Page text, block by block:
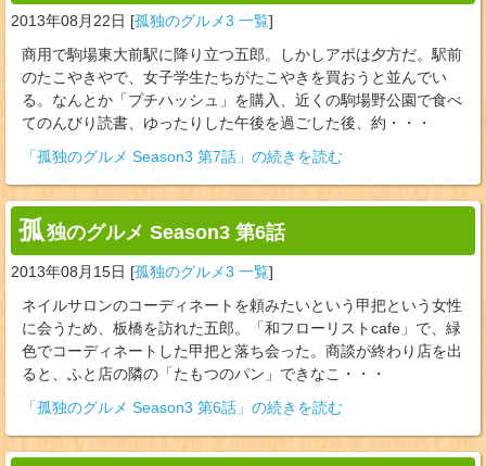
2013年08月22日 [孤独のグルメ3 一覧]
商用で駒場東大前駅に降り立つ五郎。しかしアポは夕方だ。駅前
のたこやきやで、女子学生たちがたこやきを買おうと並んでい
る。なんとか「プチハッシュ」を購入、近くの駒場野公園で食べ
てのんびり読書、ゆったりした午後を過ごした後、約・・・
「孤独のグルメ Season3 第7話」の続きを読む
孤独のグルメ Season3 第6話
2013年08月15日 [孤独のグルメ3 一覧]
ネイルサロンのコーディネートを頼みたいという甲把という女性
に会うため、板橋を訪れた五郎。「和フローリストcafe」で、緑
色でコーディネートした甲把と落ち会った。商談が終わり店を出
ると、ふと店の隣の「たもつのパン」できなこ・・・
「孤独のグルメ Season3 第6話」の続きを読む